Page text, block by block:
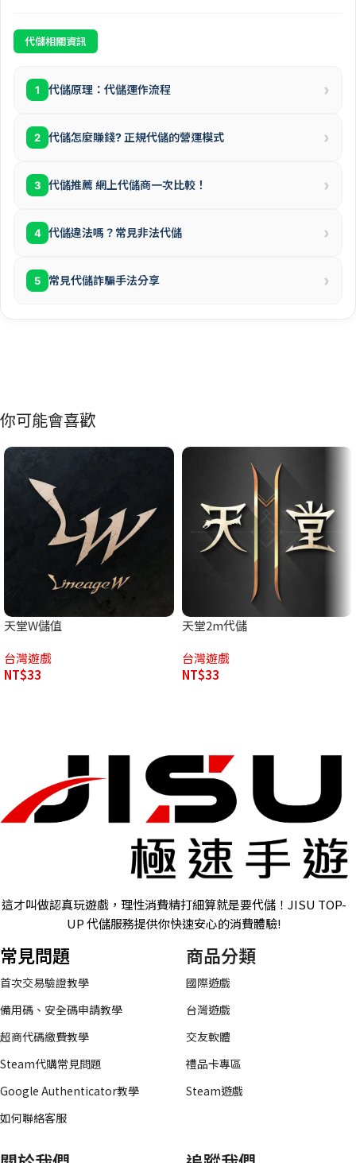
代儲相關資訊
1 代儲原理：代儲運作流程 ›
2 代儲怎麼賺錢? 正規代儲的營運模式 ›
3 代儲推薦 網上代儲商一次比較！ ›
4 代儲違法嗎？常見非法代儲 ›
5 常見代儲詐騙手法分享 ›
你可能會喜歡
天堂W儲值
台灣遊戲
NT$33
天堂2m代儲
台灣遊戲
NT$33
這才叫做認真玩遊戲，理性消費精打細算就是要代儲！JISU TOP-
UP 代儲服務提供你快速安心的消費體驗!
常見問題
首次交易驗證教學
備用碼、安全碼申請教學
超商代碼繳費教學
Steam代購常見問題
Google Authenticator教學
如何聯絡客服
商品分類
國際遊戲
台灣遊戲
交友軟體
禮品卡專區
Steam遊戲